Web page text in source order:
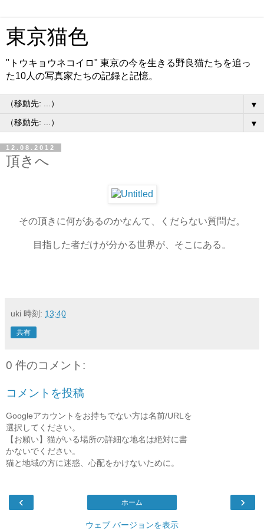
東京猫色
"トウキョウネコイロ" 東京の今を生きる野良猫たちを追っ
た10人の写真家たちの記録と記憶。
▼
▼
12.08.2012
頂きへ
その頂きに何があるのかなんて、くだらない質問だ。
目指した者だけが分かる世界が、そこにある。
uki 時刻: 13:40
共有
0 件のコメント:
コメントを投稿
Googleアカウントをお持ちでない方は名前/URLを
選択してください。
【お願い】猫がいる場所の詳細な地名は絶対に書
かないでください。
猫と地域の方に迷惑、心配をかけないために。
‹ ›
ホーム
ウェブ バージョンを表示